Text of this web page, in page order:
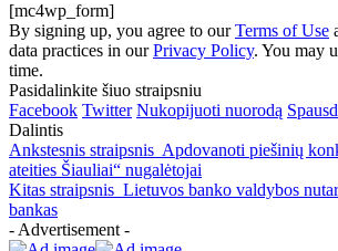
[mc4wp_form]
By signing up, you agree to ourTerms of Use
data practices in ourPrivacy Policy. You may
time.
Pasidalinkite šiuo straipsniu
Facebook Twitter Nukopijuoti nuorodą
Dalintis
Ankstesnis straipsnis Apdovanoti piešinių
ateities Šiauliai“ nugalėtojai
Kitas straipsnis Lietuvos banko valdybos
bankas
- Advertisement -